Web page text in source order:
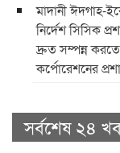
​মাদানী ঈদগাহ-
নির্দেশ সিসিক
দ্রুত সম্পন্ন করতে
কর্পোরেশনের
সর্বশেষ ২৪